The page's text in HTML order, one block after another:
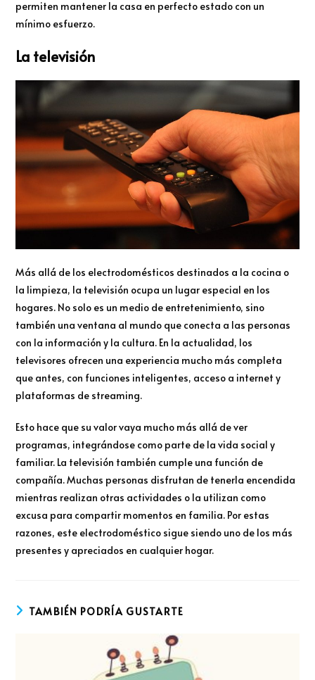
permiten mantener la casa en perfecto estado con un
mínimo esfuerzo.
La televisión
Más allá de los electrodomésticos destinados a la cocina o
la limpieza, la televisión ocupa un lugar especial en los
hogares. No solo es un medio de entretenimiento, sino
también una ventana al mundo que conecta a las personas
con la información y la cultura. En la actualidad, los
televisores ofrecen una experiencia mucho más completa
que antes, con funciones inteligentes, acceso a internet y
plataformas de streaming.
Esto hace que su valor vaya mucho más allá de ver
programas, integrándose como parte de la vida social y
familiar. La televisión también cumple una función de
compañía. Muchas personas disfrutan de tenerla encendida
mientras realizan otras actividades o la utilizan como
excusa para compartir momentos en familia. Por estas
razones, este electrodoméstico sigue siendo uno de los más
presentes y apreciados en cualquier hogar.
TAMBIÉN PODRÍA GUSTARTE